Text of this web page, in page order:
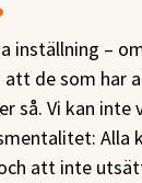
inställning –
de som har
Vi kan inte
att inte